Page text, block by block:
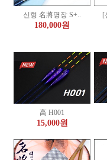
신형 名將명장 S+..
180,000원
[
高 H001
15,000원